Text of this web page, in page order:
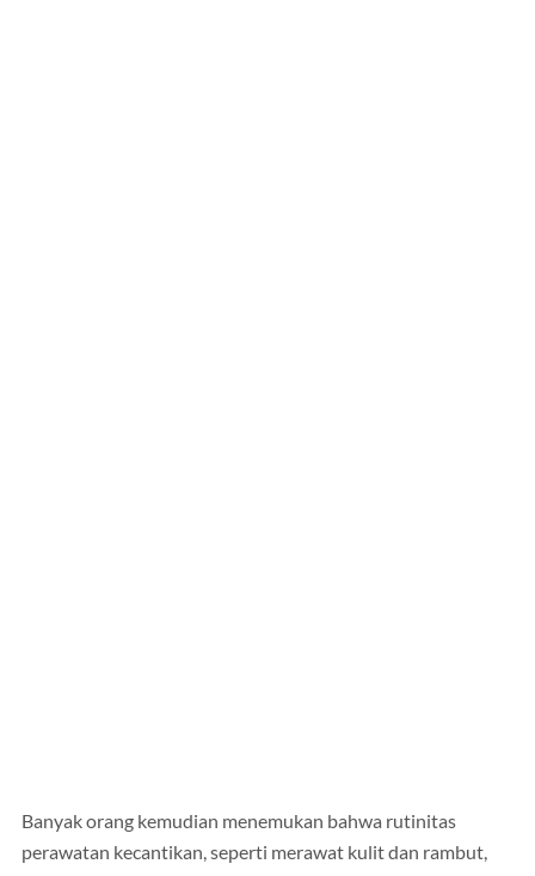
Banyak orang kemudian menemukan bahwa rutinitas
perawatan kecantikan, seperti merawat kulit dan rambut,